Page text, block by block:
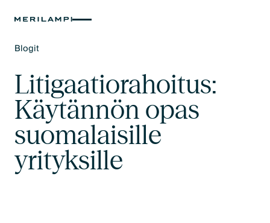
Blogit
Litigaatiorahoitus:
Käytännön opas
suomalaisille
yrityksille